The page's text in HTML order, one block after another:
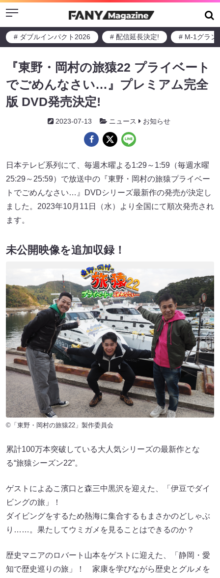
Menu
# ダブルインパクト2026 # 配信延長決定! # M-1グラン
『東野・岡村の旅猿22 プライベート
でごめんなさい…』プレミアム完全
版 DVD発売決定!
2023-07-13 ニュース お知らせ
日本テレビ系列にて、毎週木曜よる1:29～1:59（毎週水曜
25:29～25:59）で放送中の『東野・岡村の旅猿プライベー
トでごめんなさい…』DVDシリーズ最新作の発売が決定し
ました。2023年10月11日（水）より全国にて順次発売され
ます。
未公開映像を追加収録！
©「東野・岡村の旅猿22」製作委員会
累計100万本突破している大人気シリーズの最新作とな
る“旅猿シーズン22”。
ゲストによゐこ濱口と森三中黒沢を迎えた、「伊豆でダイ
ビングの旅」！
ダイビングをするため熱海に集合するもまさかのどしゃぶ
り……。果たしてウミガメを見ることはできるのか？
歴史マニアのロバート山本をゲストに迎えた、「静岡・愛
知で歴史巡りの旅」！ 家康を学びながら歴史とグルメを